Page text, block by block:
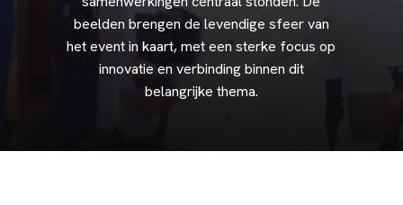
beelden brengen delevendige sfeervan
het event in kaart, met een sterke focus op
innovatieenverbindingbinnen dit
belangrijke thema.